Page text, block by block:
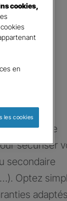
sur-mesure
sécuriser
secondaire
Optez
cookies,
en
les cookies